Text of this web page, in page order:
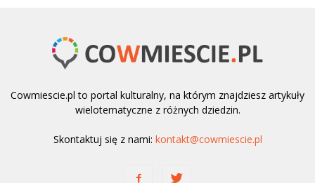
Cowmiescie.pl to portal kulturalny, na którym znajdziesz artykuły
wielotematyczne z różnych dziedzin.
Skontaktuj się z nami: kontakt@cowmiescie.pl